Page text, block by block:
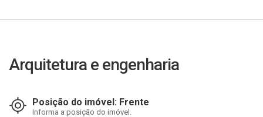
Arquitetura e engenharia
Posição do imóvel: Frente
Informa a posição do imóvel.